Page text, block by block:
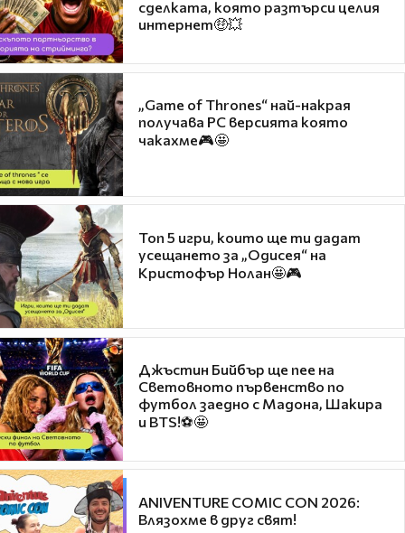
сделката, която разтърси целия
интернет🤑💥
„Game of Thrones“ най-накрая
получава PC версията която
чакахме🎮🤩
Топ 5 игри, които ще ти дадат
усещането за „Одисея“ на
Кристофър Нолан🤩🎮
Джъстин Бийбър ще пее на
Световното първенство по
футбол заедно с Мадона, Шакира
и BTS!⚽🤩
ANIVENTURE COMIC CON 2026:
Влязохме в друг свят!